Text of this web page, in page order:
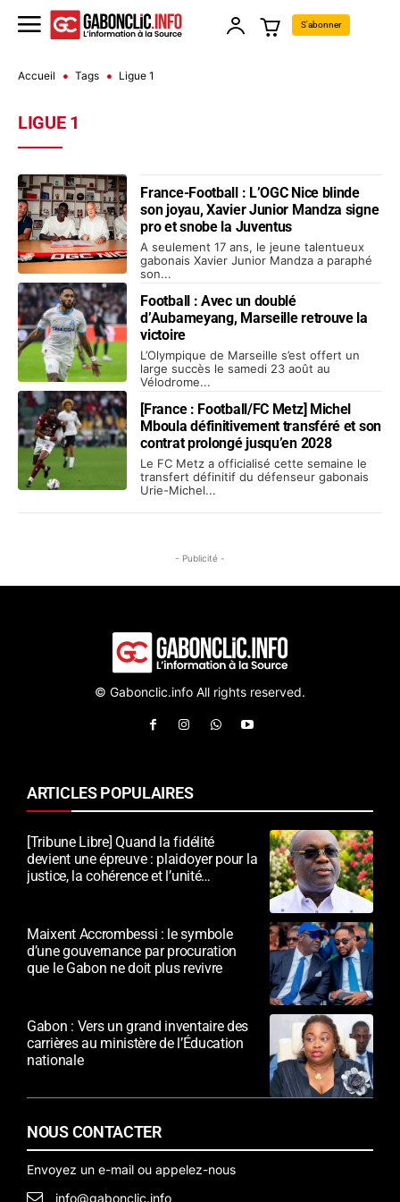
S'abonner
Accueil Tags Ligue 1
LIGUE 1
France-Football : L’OGC Nice blinde
son joyau, Xavier Junior Mandza signe
pro et snobe la Juventus
A seulement 17 ans, le jeune talentueux
gabonais Xavier Junior Mandza a paraphé
son...
Football : Avec un doublé
d’Aubameyang, Marseille retrouve la
victoire
L’Olympique de Marseille s’est offert un
large succès le samedi 23 août au
Vélodrome...
[France : Football/FC Metz] Michel
Mboula définitivement transféré et son
contrat prolongé jusqu’en 2028
Le FC Metz a officialisé cette semaine le
transfert définitif du défenseur gabonais
Urie-Michel...
- Publicité -
© Gabonclic.info All rights reserved.
ARTICLES POPULAIRES
[Tribune Libre] Quand la fidélité
devient une épreuve : plaidoyer pour la
justice, la cohérence et l’unité
Maixent Accrombessi : le symbole
d’une gouvernance par procuration
que le Gabon ne doit plus revivre
Gabon : Vers un grand inventaire des
carrières au ministère de l’Éducation
nationale
NOUS CONTACTER
Envoyez un e-mail ou appelez-nous
info@gabonclic.info